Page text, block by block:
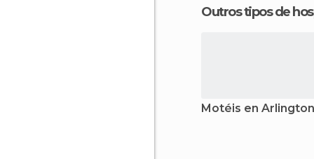
Outros tipos de
Motéis en Arlington